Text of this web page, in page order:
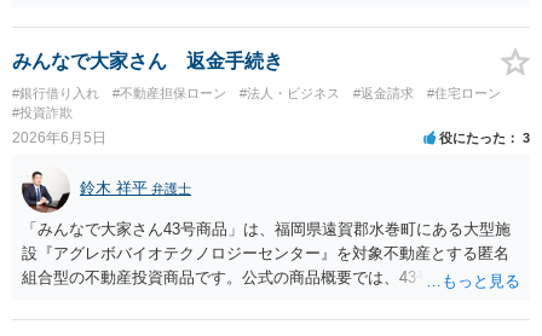
ということであれば建物賃貸借になり、賃借人（元奥様＋お子さん）
に借地借家法上の保護及び抵当権より先に設定された賃貸借契約であ
れば抵当権者にも対抗できます。しかし、建物は離婚による公正証書
作成よりも前にローンで購入されたものと思われますので、仮に賃貸
借契約が設定されていたとしても、奥様の賃借権は抵当権者（ローン
己破産するかどうかは、そもそも離婚の際に締結した公正証書で元奥
様と約束できる事柄ではありません。貴殿の経済状態が悪くなり、破
産せざるを得なくなった場合には、経済的再起更生のために自己破産
を申し立てることはやむを得ないことであり、そのこと自体が奥様と
の公正証書での約束に違反することにはならないと思います。 もち
ることになり、元奥様やお子さんは居住を継続することは難しくなり
みんなで大家さん 返金手続き
#銀行借り入れ #不動産担保ローン #法人・ビジネス #返金請求
#住宅ローン
#投資詐欺
2026年6月5日 役にたった 3
鈴木 祥平 弁護士
「みんなで大家さん43号商品」は、福岡県遠賀郡水巻町にある大型施
設『アグレボバイオテクノロジーセンター』を対象不動産とする匿名
組合型の不動産投資商品です。公式の商品概要では、43号は想定利回
2025年7月31日、ただし対象不動産の売却が終わっていない場合は1年